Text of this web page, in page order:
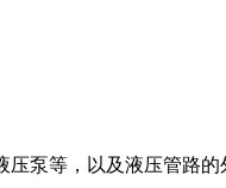
泵等，以及液压管路